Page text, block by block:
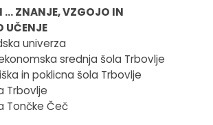
… ZNANJE, VZGOJO IN
UČENJE
univerza
srednja šola Trbovlje
in poklicna šola Trbovlje
Trbovlje
Tončke Čeč